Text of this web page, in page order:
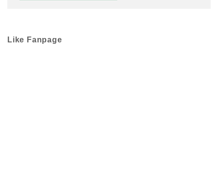
Like Fanpage